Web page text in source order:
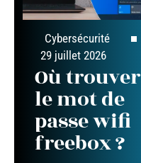
Cybersécurité
29 juillet 2026
Où trouver
le mot de
passe wifi
freebox ?